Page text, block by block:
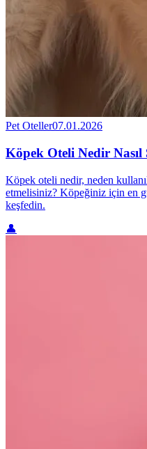
Pet Oteller07.01.2026
Köpek Oteli Nedir Nasıl
Köpek oteli nedir, neden
etmelisiniz? Köpeğiniz için en
keşfedin.
👤